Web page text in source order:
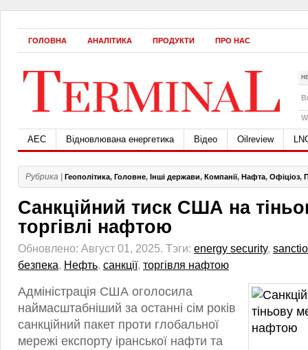
ГОЛОВНА АНАЛІТИКА ПРОДУКТИ ПРО НАС
АЕС Відновлювана енергетика Відео Oilreview
Рубрика | Геополітика, Головне, Інші держави, Компанії, Нафта, Офіціоз,
Санкційний тиск США на
торгівлі нафтою
Обновлено: Август 01, 2025. Тэги: energy security,
безпека, Нефть, санкції, торгівля нафтою
Адміністрація США оголосила
наймасштабніший за останні сім років
санкційний пакет проти глобальної
мережі експорту іранської нафти та